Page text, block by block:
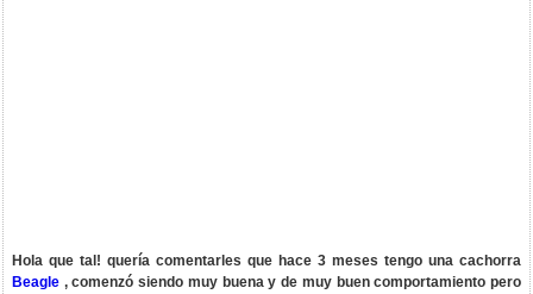
Hola que tal! quería comentarles que hace 3 meses tengo una cachorra
Beagle , comenzó siendo muy buena y de muy buen comportamiento pero